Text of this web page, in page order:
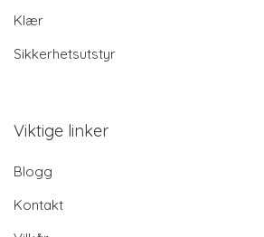
Klær
Sikkerhetsutstyr
Viktige linker
Blogg
Kontakt